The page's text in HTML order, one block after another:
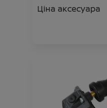
Ціна аксесуара